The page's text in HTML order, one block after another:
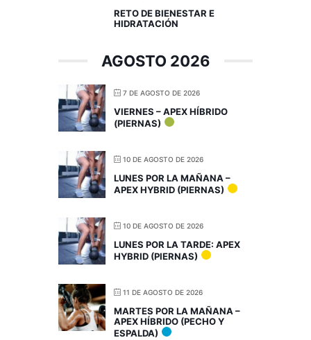
RETO DE BIENESTAR E
HIDRATACIÓN
AGOSTO 2026
7 DE AGOSTO DE 2026
VIERNES – APEX HÍBRIDO
(PIERNAS)
10 DE AGOSTO DE 2026
LUNES POR LA MAÑANA –
APEX HYBRID (PIERNAS)
10 DE AGOSTO DE 2026
LUNES POR LA TARDE: APEX
HYBRID (PIERNAS)
11 DE AGOSTO DE 2026
MARTES POR LA MAÑANA –
APEX HÍBRIDO (PECHO Y
ESPALDA)